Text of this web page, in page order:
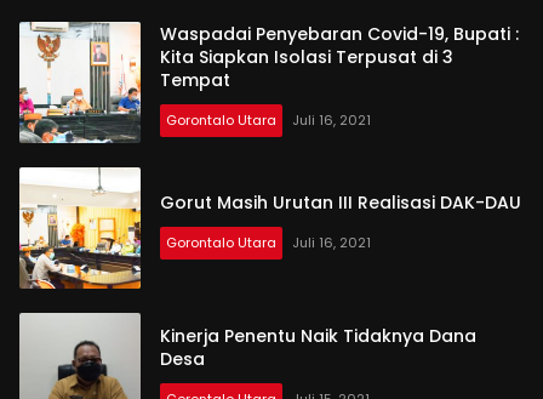
Waspadai Penyebaran Covid-19, Bupati :
Kita Siapkan Isolasi Terpusat di 3
Tempat
Gorontalo Utara Juli 16, 2021
Gorut Masih Urutan III Realisasi DAK-DAU
Gorontalo Utara Juli 16, 2021
Kinerja Penentu Naik Tidaknya Dana
Desa